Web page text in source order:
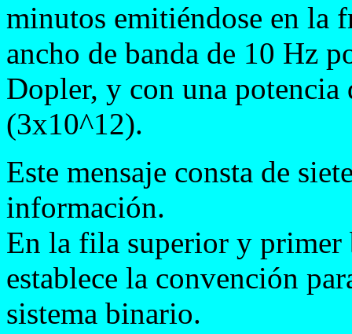
minutos emitiéndose en la
ancho de banda de 10 Hz
Dopler, y con una
(3x10^12).
Este mensaje consta de
información.
En la fila superior y primer
establece la convención
sistema binario.